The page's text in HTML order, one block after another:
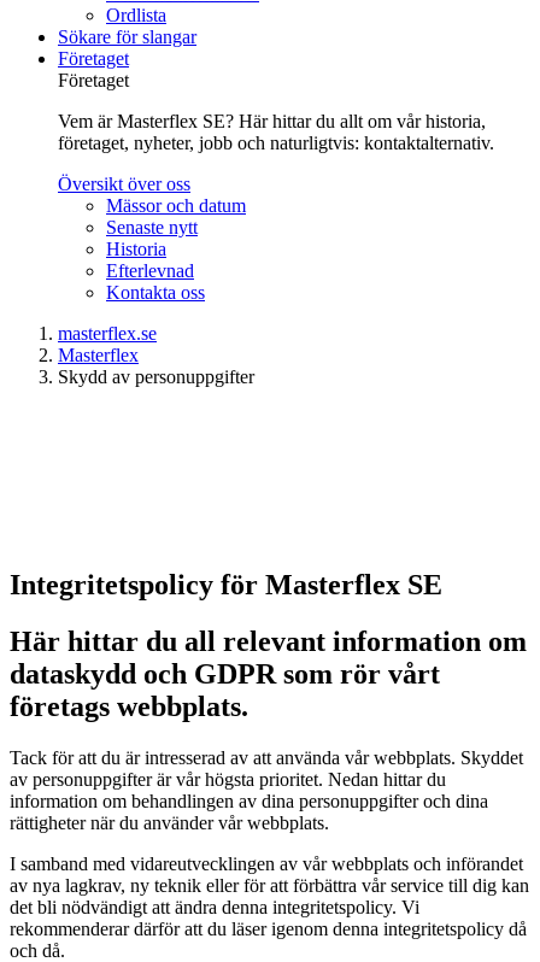
Ordlista
Sökare för slangar
Företaget
Företaget
Vem är Masterflex SE? Här hittar du allt om vår historia,
företaget, nyheter, jobb och naturligtvis: kontaktalternativ.
Översikt över oss
Mässor och datum
Senaste nytt
Historia
Efterlevnad
Kontakta oss
masterflex.se
Masterflex
Skydd av personuppgifter
Integritetspolicy för Masterflex SE
Här hittar du all relevant information om
dataskydd och GDPR som rör vårt
företags webbplats.
Tack för att du är intresserad av att använda vår webbplats. Skyddet
av personuppgifter är vår högsta prioritet. Nedan hittar du
information om behandlingen av dina personuppgifter och dina
rättigheter när du använder vår webbplats.
I samband med vidareutvecklingen av vår webbplats och införandet
av nya lagkrav, ny teknik eller för att förbättra vår service till dig kan
det bli nödvändigt att ändra denna integritetspolicy. Vi
rekommenderar därför att du läser igenom denna integritetspolicy då
och då.